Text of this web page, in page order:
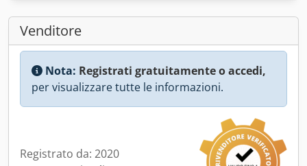
Venditore
Nota: Registrati gratuitamente o accedi,
per visualizzare tutte le informazioni.
Registrato da: 2020